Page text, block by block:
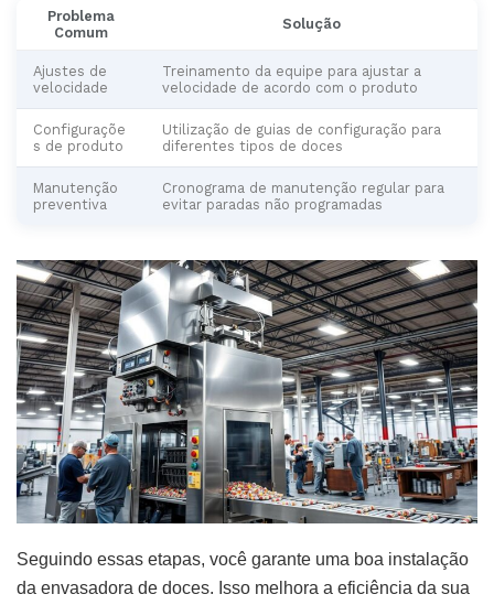
Problema
Comum
Solução
Ajustes de
velocidade
Treinamento da equipe para ajustar a
velocidade de acordo com o produto
Configuraçõe
s de produto
Utilização de guias de configuração para
diferentes tipos de doces
Manutenção
preventiva
Cronograma de manutenção regular para
evitar paradas não programadas
Seguindo essas etapas, você garante uma boa instalação
da envasadora de doces. Isso melhora a eficiência da sua